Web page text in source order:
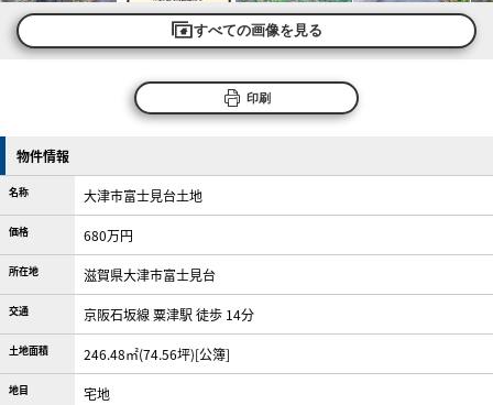
すべての画像を見る
印刷
物件情報
名称 大津市富士見台土地
価格 680万円
所在地 滋賀県大津市富士見台
交通 京阪石坂線 粟津駅 徒歩 14分
土地面積 246.48㎡(74.56坪)[公簿]
地目 宅地